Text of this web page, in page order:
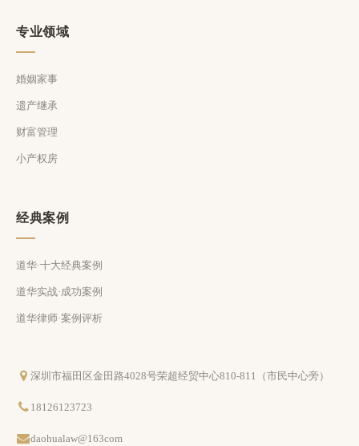
专业领域
婚姻家事
遗产继承
财富管理
小产权房
经典案例
道华·十大经典案例
道华实战·成功案例
道华律师·案例评析
深圳市福田区金田路4028号荣超经贸中心810-811（市民中心旁）
18126123723
daohualaw@163com